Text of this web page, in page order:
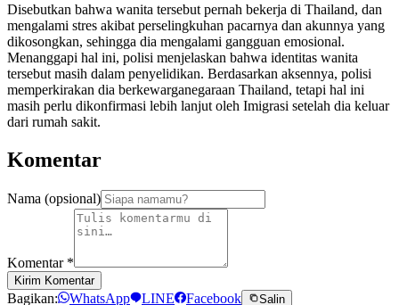
Disebutkan bahwa wanita tersebut pernah bekerja di Thailand, dan
mengalami stres akibat perselingkuhan pacarnya dan akunnya yang
dikosongkan, sehingga dia mengalami gangguan emosional.
Menanggapi hal ini, polisi menjelaskan bahwa identitas wanita
tersebut masih dalam penyelidikan. Berdasarkan aksennya, polisi
memperkirakan dia berkewarganegaraan Thailand, tetapi hal ini
masih perlu dikonfirmasi lebih lanjut oleh Imigrasi setelah dia keluar
dari rumah sakit.
Komentar
Nama (opsional)
Komentar *
Kirim Komentar
Bagikan: WhatsApp LINE Facebook Salin